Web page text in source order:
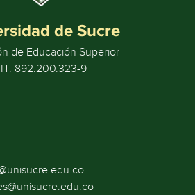
de Sucre
de Educación Superior
892.200.323-9